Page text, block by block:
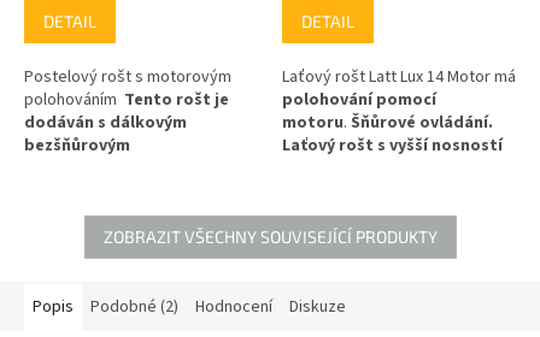
DETAIL
Postelový rošt s motorovým
polohováním Tento rošt je
dodáván s dálkovým
bezšňůrovým
DETAIL
Laťový rošt Latt Lux 14 Motor má
polohování pomocí
motoru. Šňůrové ovládání.
Laťový rošt s vyšší nosností
skládá ze 15 latí ze smrkového
dřeva uchycených pomocí vrutů
ke konstrukci
odolnost díky přídavným
ZOBRAZIT VŠECHNY SOUVISEJÍCÍ PRODUKTY
Popis Podobné (2) Hodnocení Diskuze